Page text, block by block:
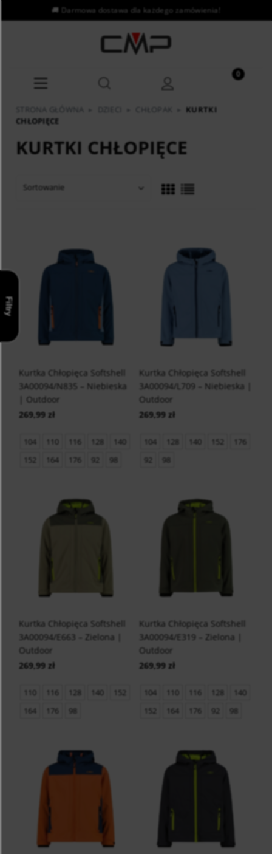
Filtry
KURTKI CHŁOPIĘCE
CHŁOPAK
KURTKI
CHŁOPIĘCE
Kurtka Chłopięca Softshell
3A00094/N835 – Niebieska
| Outdoor
269,99 zł
104 110 116 128
140
152
164 176 92 98
Kurtka Chłopięca Softshell
3A00094/L709 – Niebieska |
Outdoor
269,99 zł
104 128 140 152
176
92
98
Kurtka Chłopięca Softshell
3A00094/E663 – Zielona |
Outdoor
269,99 zł
110 116 128 140
152
164
176 98
Kurtka Chłopięca Softshell
3A00094/E319 – Zielona |
Outdoor
269,99 zł
104 110 116 128
140
152
164 176 92 98